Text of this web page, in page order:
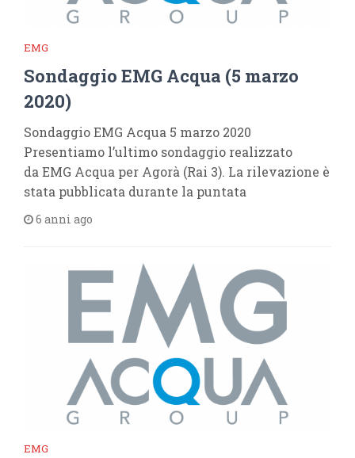
EMG
Sondaggio EMG Acqua (5 marzo
2020)
Sondaggio EMG Acqua 5 marzo 2020
Presentiamo l’ultimo sondaggio realizzato
da EMG Acqua per Agorà (Rai 3). La rilevazione è
stata pubblicata durante la puntata
6 anni ago
EMG